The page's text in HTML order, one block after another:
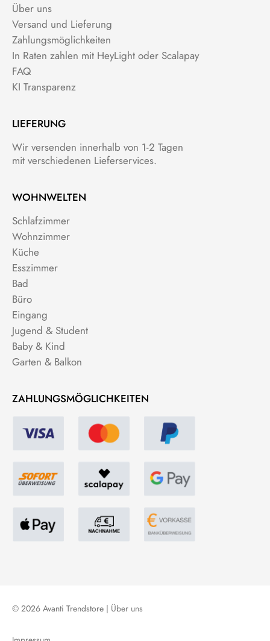
Über uns
Versand und Lieferung
Zahlungsmöglichkeiten
In Raten zahlen mit HeyLight oder Scalapay
FAQ
KI Transparenz
LIEFERUNG
Wir versenden innerhalb von 1-2 Tagen
mit verschiedenen Lieferservices.
WOHNWELTEN
Schlafzimmer
Wohnzimmer
Küche
Esszimmer
Bad
Büro
Eingang
Jugend & Student
Baby & Kind
Garten & Balkon
ZAHLUNGSMÖGLICHKEITEN
© 2026 Avanti Trendstore | Über uns